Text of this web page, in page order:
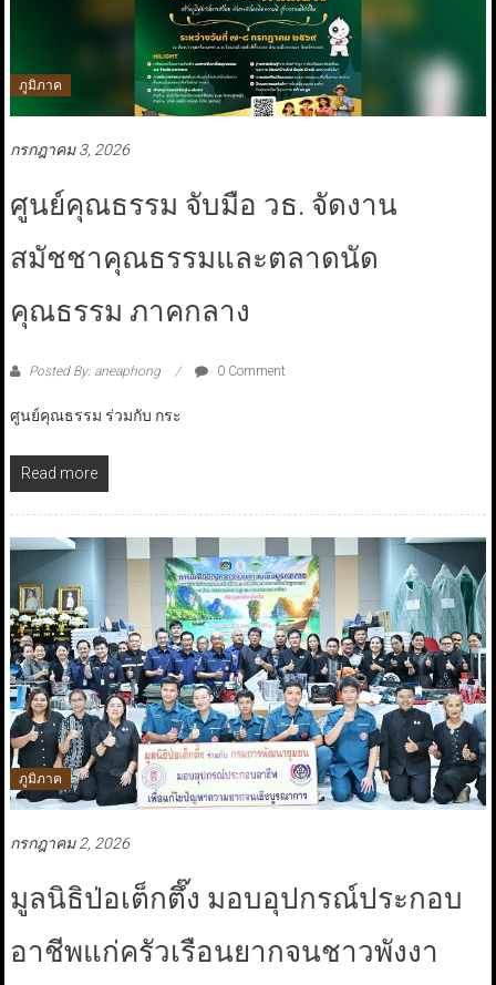
ภูมิภาค
กรกฎาคม 3, 2026
ศูนย์คุณธรรม จับมือ วธ. จัดงาน
สมัชชาคุณธรรมและตลาดนัด
คุณธรรม ภาคกลาง
Posted By: aneaphong 0 Comment
ศูนย์คุณธรรม ร่วมกับ กระ
Read more
ภูมิภาค
กรกฎาคม 2, 2026
มูลนิธิป่อเต็กตึ๊ง มอบอุปกรณ์ประกอบ
อาชีพแก่ครัวเรือนยากจนชาวพังงา